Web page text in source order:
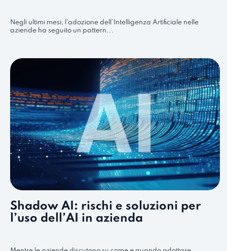
Negli ultimi mesi, l’adozione dell’Intelligenza Artificiale nelle
aziende ha seguito un pattern...
Shadow AI: rischi e soluzioni per
l’uso dell’AI in azienda